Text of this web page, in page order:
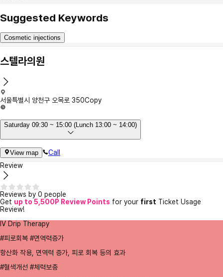
Suggested Keywords
Cosmetic injections
스텔라의원
서울특별시 양천구 오목로 350Copy
Saturday 09:30 ~ 15:00 (Lunch 13:00 ~ 14:00)
View map
Call
Review
Reviews by 0 people
Get up to 5,500P Review Points for your first Ticket Usage
Review!
IV Drip Therapy
#피로회복 #면역력증가
항산화 작용, 면역력 증가, 피로 회복 등의 효과
#혈색개선 #체력보충